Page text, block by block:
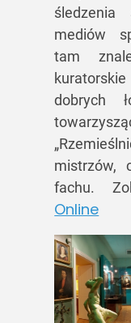
śledzenia
mediów
tam
dobrych
mistrzów,
fachu.
Online